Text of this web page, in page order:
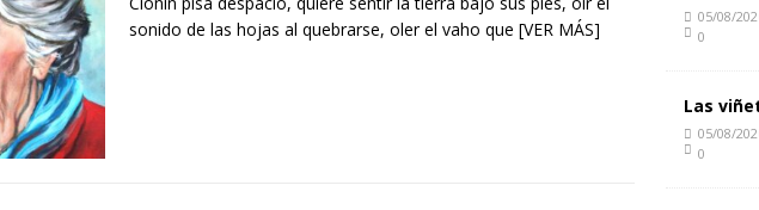
sonido de las hojas al quebrarse, oler el vaho que [VER MÁS]
05/08/
0
Las
05/08/
0